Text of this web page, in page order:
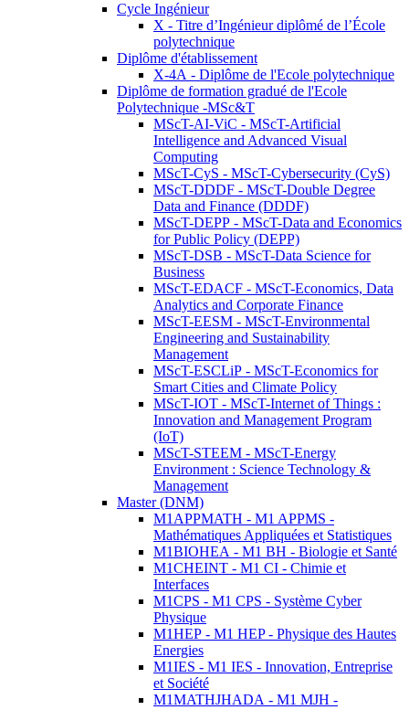
Cycle Ingénieur
X - Titre d’Ingénieur diplômé de l’École
polytechnique
Diplôme d'établissement
X-4A - Diplôme de l'Ecole polytechnique
Diplôme de formation gradué de l'Ecole
Polytechnique -MSc&T
MScT-AI-ViC - MScT-Artificial
Intelligence and Advanced Visual
Computing
MScT-CyS - MScT-Cybersecurity (CyS)
MScT-DDDF - MScT-Double Degree
Data and Finance (DDDF)
MScT-DEPP - MScT-Data and Economics
for Public Policy (DEPP)
MScT-DSB - MScT-Data Science for
Business
MScT-EDACF - MScT-Economics, Data
Analytics and Corporate Finance
MScT-EESM - MScT-Environmental
Engineering and Sustainability
Management
MScT-ESCLiP - MScT-Economics for
Smart Cities and Climate Policy
MScT-IOT - MScT-Internet of Things :
Innovation and Management Program
(IoT)
MScT-STEEM - MScT-Energy
Environment : Science Technology &
Management
Master (DNM)
M1APPMATH - M1 APPMS -
Mathématiques Appliquées et Statistiques
M1BIOHEA - M1 BH - Biologie et Santé
M1CHEINT - M1 CI - Chimie et
Interfaces
M1CPS - M1 CPS - Système Cyber
Physique
M1HEP - M1 HEP - Physique des Hautes
Energies
M1IES - M1 IES - Innovation, Entreprise
et Société
M1MATHJHADA - M1 MJH -